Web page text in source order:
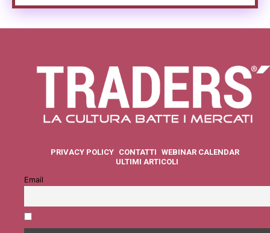
PRIVACY POLICY CONTATTI WEBINAR CALENDAR
ULTIMI ARTICOLI
Email